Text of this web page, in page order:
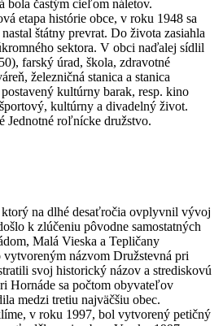
bola častým cieľom náletov.
etapa histórie obce, v roku 1948 sa
štátny prevrat. Do života zasiahla
sektora. V obci naďalej sídlil
farský úrad, škola, zdravotné
železničná stanica a stanica
kultúrny barak, resp. kino
kultúrny a divadelný život.
Jednotné roľnícke družstvo.
na dlhé desaťročia ovplyvnil vývoj
k zlúčeniu pôvodne samostatných
Malá Vieska a Tepličany
vytvoreným názvom Družstevná pri
svoj historický názov a strediskovú
Hornáde sa počtom obyvateľov
medzi tretiu najväčšiu obec.
v roku 1997, bol vytvorený petičný